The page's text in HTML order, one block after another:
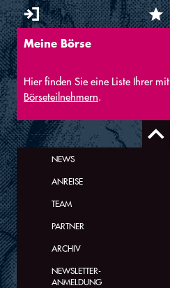
Sie sind hier
Meine Börse
Hier finden Sie eine Liste Ihrer mit
Börseteilnehmern.
NEWS
ANREISE
TEAM
PARTNER
ARCHIV
NEWSLETTER-
ANMELDUNG